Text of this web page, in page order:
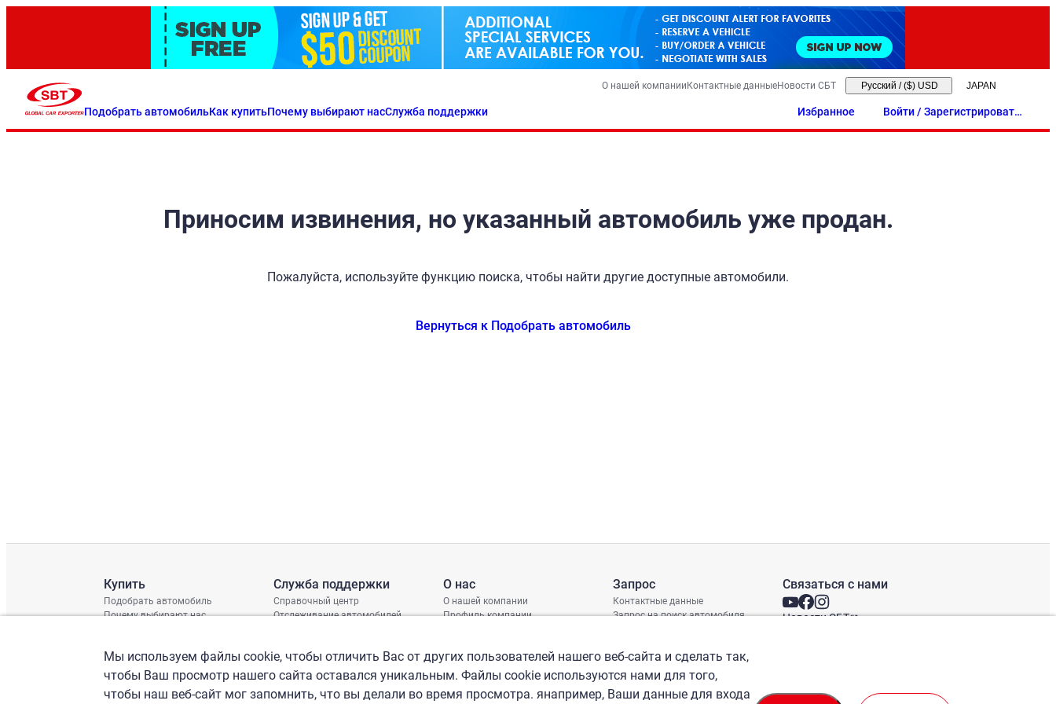
Подобрать автомобильКак купитьПочему выбирают насСлужба поддержки
О нашей компанииКонтактные данныеНовости СБТ Русский / ($) USD
Избранное
Войти / Зарегистрировать
ся
Приносим извинения, но указанный автомобиль уже продан.
Пожалуйста, используйте функцию поиска, чтобы найти другие доступные автомобили.
Вернуться к Подобрать автомобиль
Купить
Подобрать автомобиль
Почему выбирают нас
Служба поддержки
Справочный центр
Отслеживание автомобилей
График доставки
Проверка шасси
О нас
О нашей компании
Профиль компании
Запрос
Контактные данные
Запрос на поиск автомобиля
Связаться с нами
Новости СБТ
Мы используем файлы cookie, чтобы отличить Вас от других пользователей нашего веб-сайта и сделать так,
чтобы Ваш просмотр нашего сайта оставался уникальным. Файлы cookie используются нами для того,
чтобы наш веб-сайт мог запомнить, что вы делали во время просмотра. янапример, Ваши данные для входа